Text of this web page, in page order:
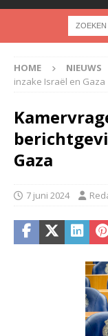
HOME NIEUWS
inzake Israël en Gaza
Gaza
7 juni 2024